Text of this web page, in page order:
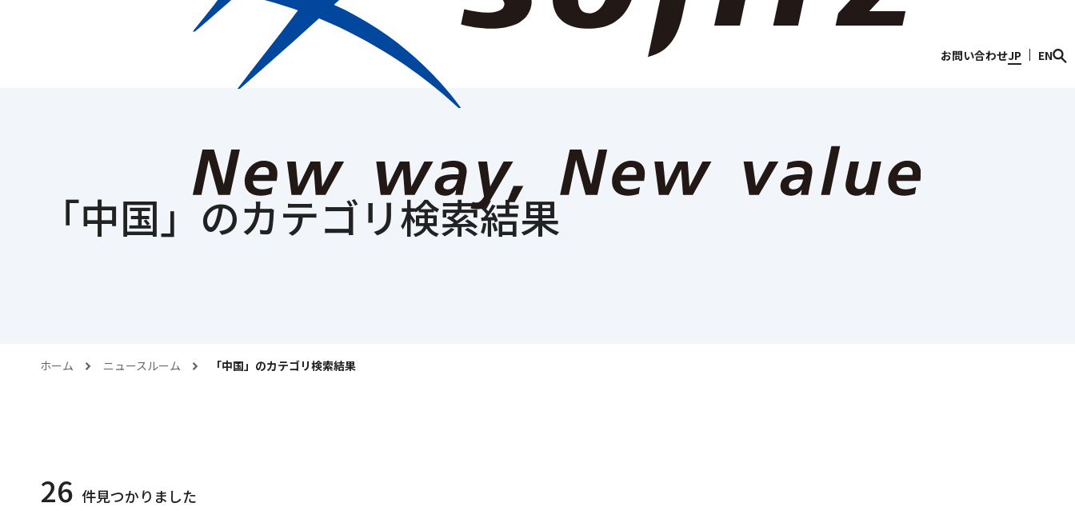
Who we are ニュースルーム サステナビリティ お問い合わせJP EN
「中国 」のカテゴリ検索結果
ホーム ニュースルーム 「中国 」のカテゴリ検索結果
26 件見つかりました